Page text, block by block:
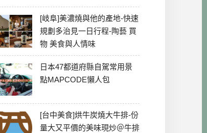
最老牌電影院
[岐阜]美濃燒與他的產地-快速
規劃多治見一日行程-陶藝 買
物 美食與人情味
日本47都道府縣自駕常用景
點MAPCODE懶人包
[台中美食]烘牛炭燒大牛排-份
量大又平價的美味現炒＠牛排